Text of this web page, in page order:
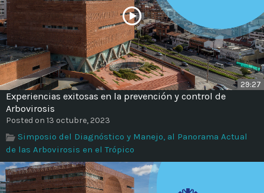
29:27
Experiencias exitosas en la prevención y control de
Arbovirosis
Posted on 13 octubre, 2023
Simposio del Diagnóstico y Manejo, al Panorama Actual
de las Arbovirosis en el Trópico